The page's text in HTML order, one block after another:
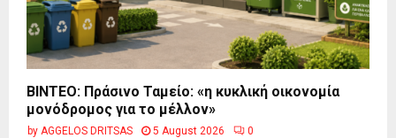
BINTEO: Πράσινο Ταμείο: «η κυκλική οικονομία
μονόδρομος για το μέλλον»
by AGGELOS DRITSAS 5 August 2026 0